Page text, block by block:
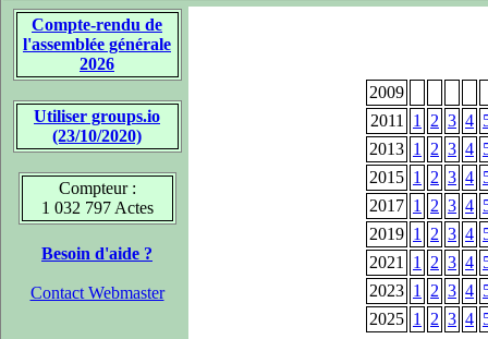
Compte-rendu de
l'assemblée générale
2026
Utiliser groups.io
(23/10/2020)
Compteur :
1 032 797 Actes
Besoin d'aide ?
Contact Webmaster
2009
2011
1 2 3 4
2013 1 2 3 4
2015 1 2 3 4
2017 1 2 3 4
2019 1 2 3 4
2021
1 2 3 4
2023 1 2 3 4
2025 1 2 3 4